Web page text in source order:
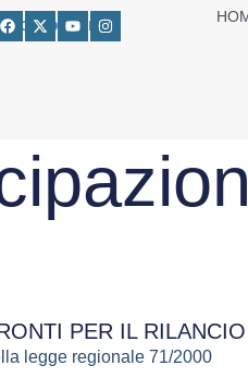
PER IL RILANCIO
legge regionale 71/2000